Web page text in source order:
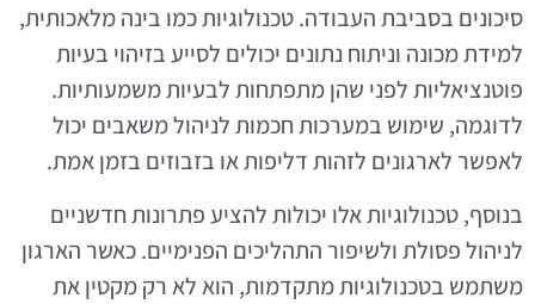
סיכונים בסביבת העבודה. טכנולוגיות כמו בינה מלאכותית,
למידת מכונה וניתוח נתונים יכולים לסייע בזיהוי בעיות
פוטנציאליות לפני שהן מתפתחות לבעיות משמעותיות.
לדוגמה, שימוש במערכות חכמות לניהול משאבים יכול
לאפשר לארגונים לזהות דליפות או בזבוזים בזמן אמת.
בנוסף, טכנולוגיות אלו יכולות להציע פתרונות חדשניים
לניהול פסולת ולשיפור התהליכים הפנימיים. כאשר הארגון
משתמש בטכנולוגיות מתקדמות, הוא לא רק מקטין את